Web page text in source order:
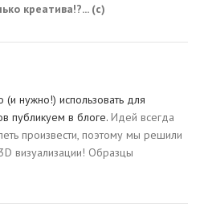
креатива!?... (с)
нужно!) использовать для
публикуем в блоге. Идей всегда
произвести, поэтому мы решили
визуализации! Образцы